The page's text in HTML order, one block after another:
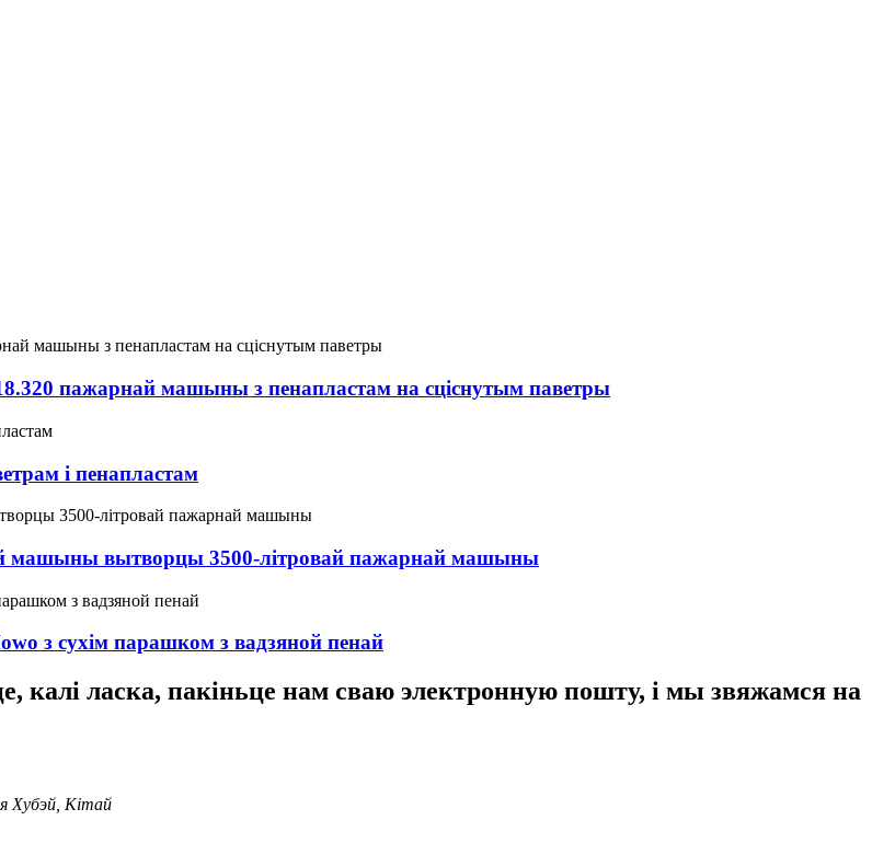
пажарнай машыны з пенапластам на сціснутым паветры
і пенапластам
машыны вытворцы 3500-літровай пажарнай машыны
з сухім парашком з вадзяной пенай
калі ласка, пакіньце нам сваю электронную пошту, і мы звяжамся на
Хубэй, Кітай